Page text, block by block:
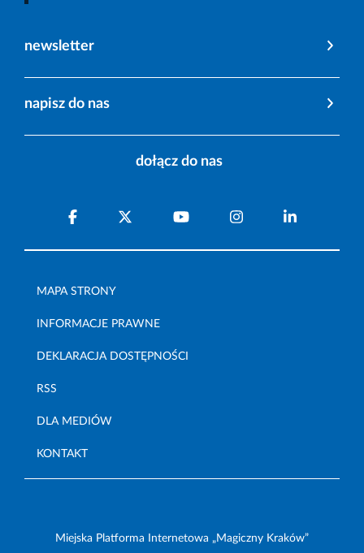
newsletter
napisz do nas
dołącz do nas
MAPA STRONY
INFORMACJE PRAWNE
DEKLARACJA DOSTĘPNOŚCI
RSS
DLA MEDIÓW
KONTAKT
Miejska Platforma Internetowa „Magiczny Kraków”